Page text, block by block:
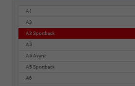
A1
A3
A3 Sportback
A5
A5 Avant
A5 Sportback
A6